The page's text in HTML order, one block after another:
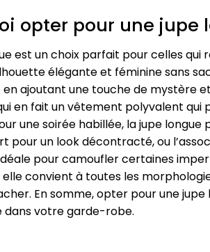
opter pour une jupe
est un choix parfait pour celles
élégante et féminine sans
ajoutant une touche de mystère
en fait un vêtement polyvalent
une soirée habillée, la jupe
pour un look décontracté, ou
pour camoufler certaines
convient à toutes les
En somme, opter pour une
dans votre garde-robe.